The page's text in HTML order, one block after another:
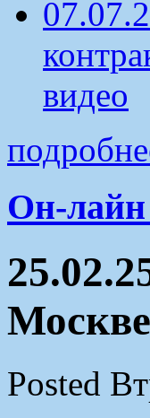
видео
Он-лайн
Posted